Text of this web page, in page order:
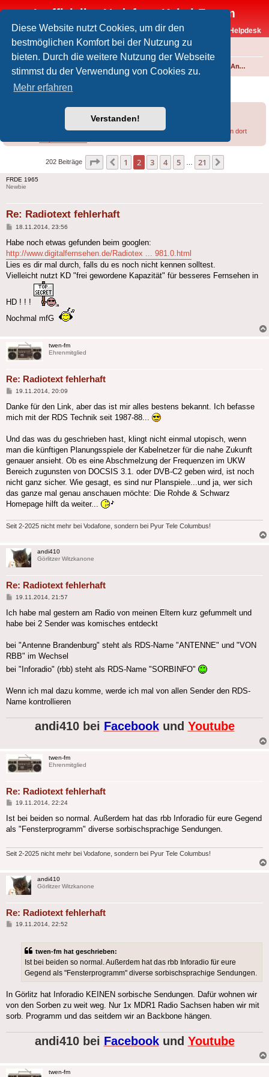
Diese Website nutzt Cookies, um dir den
bestmöglichen Komfort bei der Nutzung zu
bieten. Durch die weitere Nutzung der Webseite
stimmst du der Verwendung von Cookies zu.
Mehr erfahren
Verstanden!
Inoffizielles Vodafone-Kabel-Forum
Vodafone-Kabel-Helpdesk
FAQ
Foren-Übersicht Analoges Angebot
Radiotext fehlerhaft
Bei Empfangsproblemen lohnt sich u.U. einBlick in diesen Thread
bzw. in den dort
202 Beiträge Seite von
Vorherige
1 2 3 4 5 21
FRDE 1965
Newbie
Re: Radiotext fehlerhaft
Beitrag
18.11.2014, 23:56
Habe noch etwas gefunden beim googlen:
http://www.digitalfernsehen.de/Radiotex ... 981.0.html
Lies es dir mal durch, falls du es noch nicht kennen solltest.
Vielleicht nutzt KD "frei gewordene Kapazität" für besseres Fernsehen in
HD ! ! !
Nochmal mfG
twen-fm
Ehrenmitglied
Re: Radiotext fehlerhaft
Beitrag
19.11.2014, 20:09
Danke für den Link, aber das ist mir alles bestens bekannt. Ich befasse
mich mit der RDS Technik seit 1987-88...
Und das was du geschrieben hast, klingt nicht einmal utopisch, wenn
man die künftigen Planungsspiele der Kabelnetzer für die nahe Zukunft
genauer ansieht. Ob es eine Abschmelzung der Frequenzen im UKW
Bereich zugunsten von DOCSIS 3.1. oder DVB-C2 geben wird, ist noch
nicht ganz sicher. Wie gesagt, es sind nur Planspiele...und ja, wer sich
das ganze mal genau anschauen möchte: Die Rohde & Schwarz
Homepage hilft da weiter...
Seit 2-2025 nicht mehr bei Vodafone, sondern bei Pyur Tele Columbus!
andi410
Görlitzer Witzkanone
Re: Radiotext fehlerhaft
Beitrag
19.11.2014, 21:57
Ich habe mal gestern am Radio von meinen Eltern kurz gefummelt und
habe bei 2 Sender was komisches entdeckt
bei "Antenne Brandenburg" steht als RDS-Name "ANTENNE" und "VON
RBB" im Wechsel
bei "Inforadio" (rbb) steht als RDS-Name "SORBINFO"
Wenn ich mal dazu komme, werde ich mal von allen Sender den RDS-
Name kontrollieren
andi410 bei Facebookund Youtube
twen-fm
Ehrenmitglied
Re: Radiotext fehlerhaft
Beitrag
19.11.2014, 22:24
Ist bei beiden so normal. Außerdem hat das rbb Inforadio für eure Gegend
als "Fensterprogramm" diverse sorbischsprachige Sendungen.
Seit 2-2025 nicht mehr bei Vodafone, sondern bei Pyur Tele Columbus!
andi410
Görlitzer Witzkanone
Re: Radiotext fehlerhaft
Beitrag
19.11.2014, 22:52
twen-fm hat geschrieben:
Ist bei beiden so normal. Außerdem hat das rbb Inforadio für eure
Gegend als "Fensterprogramm" diverse sorbischsprachige Sendungen.
In Görlitz hat Inforadio KEINEN sorbische Sendungen. Dafür wohnen wir
von den Sorben zu weit weg. Nur 1x MDR1 Radio Sachsen haben wir mit
sorb. Programm und das seitdem wir an Backbone hängen.
andi410 bei Facebookund Youtube
twen-fm